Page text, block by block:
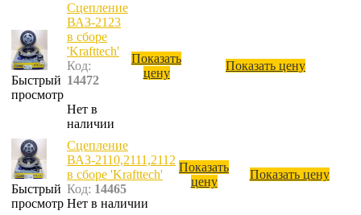
Быстрый
просмотр
Сцепление
ВАЗ-2123
в сборе
'Krafttech'
Код:
14472
Нет в
наличии
Показать
цену
Показать цену
Быстрый
просмотр
Сцепление
ВАЗ-2110,2111,2112
в сборе 'Krafttech'
Код: 14465
Нет в наличии
Показать
цену
Показать цену